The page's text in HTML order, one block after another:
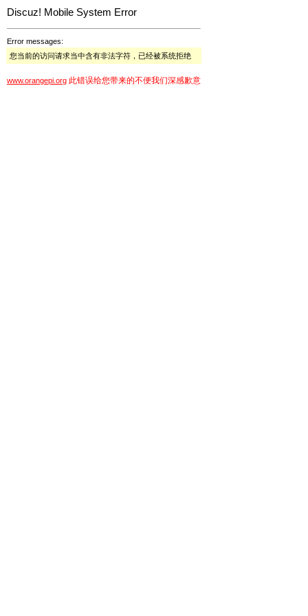
Discuz! Mobile System Error
Error messages:
您当前的访问请求当中含有非法字符，已经被系统拒绝
www.orangepi.org 此错误给您带来的不便我们深感歉意